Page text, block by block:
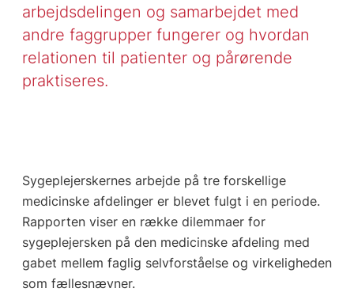
arbejdsdelingen og samarbejdet med
andre faggrupper fungerer og hvordan
relationen til patienter og pårørende
praktiseres.
Sygeplejerskernes arbejde på tre forskellige
medicinske afdelinger er blevet fulgt i en periode.
Rapporten viser en række dilemmaer for
sygeplejersken på den medicinske afdeling med
gabet mellem faglig selvforståelse og virkeligheden
som fællesnævner.